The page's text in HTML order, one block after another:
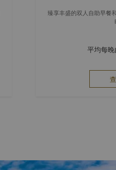
臻享丰盛的双人自助早餐
平均每晚